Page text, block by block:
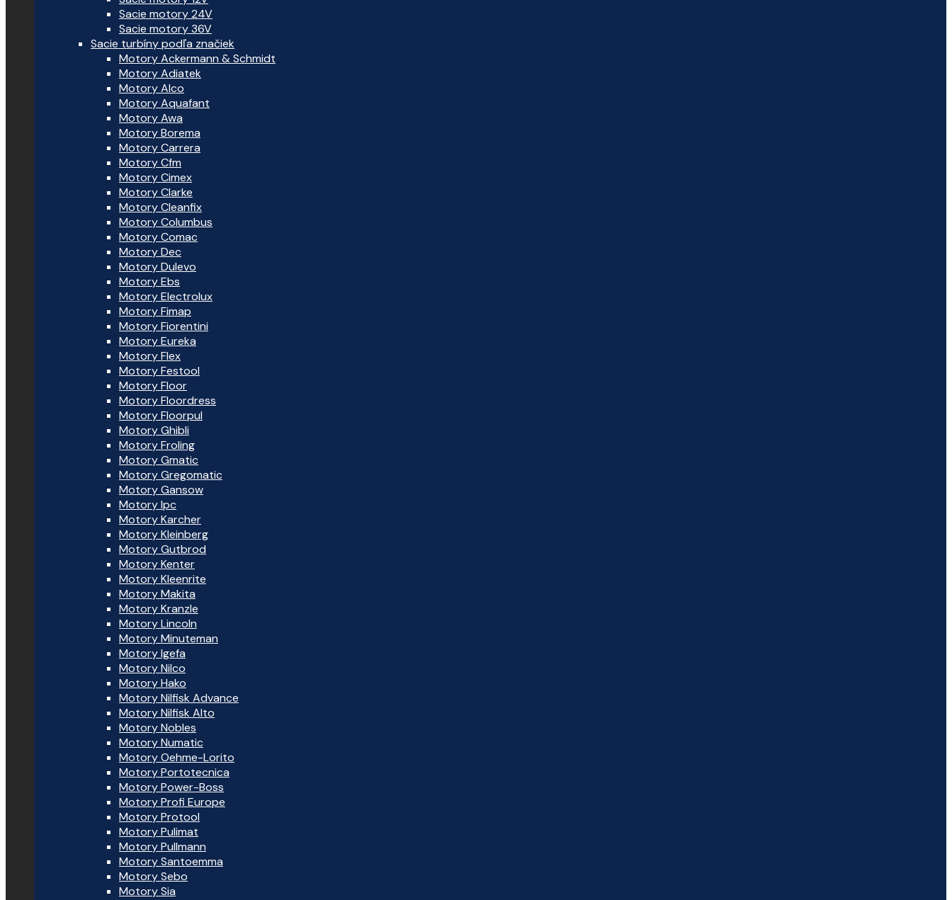
Sacie motory 24V
Sacie motory 36V
Sacie turbíny podľa značiek
Motory Ackermann & Schmidt
Motory Adiatek
Motory Alco
Motory Aquafant
Motory Awa
Motory Borema
Motory Carrera
Motory Cfm
Motory Cimex
Motory Clarke
Motory Cleanfix
Motory Columbus
Motory Comac
Motory Dec
Motory Dulevo
Motory Ebs
Motory Electrolux
Motory Fimap
Motory Fiorentini
Motory Eureka
Motory Flex
Motory Festool
Motory Floor
Motory Floordress
Motory Floorpul
Motory Ghibli
Motory Froling
Motory Gmatic
Motory Gregomatic
Motory Gansow
Motory Ipc
Motory Karcher
Motory Kleinberg
Motory Gutbrod
Motory Kenter
Motory Kleenrite
Motory Makita
Motory Kranzle
Motory Lincoln
Motory Minuteman
Motory Igefa
Motory Nilco
Motory Hako
Motory Nilfisk Advance
Motory Nilfisk Alto
Motory Nobles
Motory Numatic
Motory Oehme-Lorito
Motory Portotecnica
Motory Power-Boss
Motory Profi Europe
Motory Protool
Motory Pulimat
Motory Pullmann
Motory Santoemma
Motory Sebo
Motory Sia